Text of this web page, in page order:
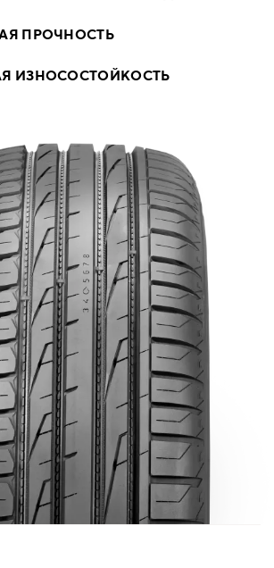
ПРОЧНОСТЬ
ИЗНОСОСТОЙКОСТЬ